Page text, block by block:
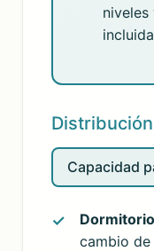
incluida
Capacidad
cambio